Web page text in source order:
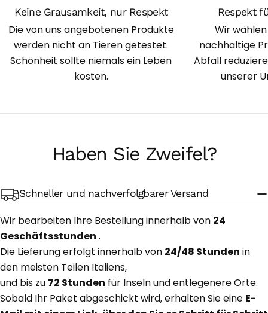
Keine Grausamkeit, nur Respekt
Die von uns angebotenen Produkte
werden nicht an Tieren getestet.
Schönheit sollte niemals ein Leben
kosten.
Respekt
Wir
nachhaltige
Abfall
unserer
Haben Sie Zweifel?
Schneller und nachverfolgbarer Versand
Wir bearbeiten Ihre Bestellung innerhalb von 24
Geschäftsstunden .
Die Lieferung erfolgt innerhalb von 24/48 Stunden in
den meisten Teilen Italiens,
und bis zu 72 Stunden für Inseln und entlegenere Orte.
Sobald Ihr Paket abgeschickt wird, erhalten Sie eine E-